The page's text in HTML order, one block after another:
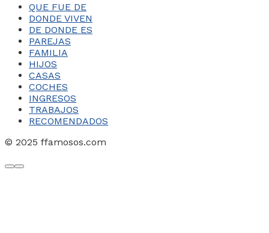
QUE FUE DE
DONDE VIVEN
DE DONDE ES
PAREJAS
FAMILIA
HIJOS
CASAS
COCHES
INGRESOS
TRABAJOS
RECOMENDADOS
© 2025 ffamosos.com